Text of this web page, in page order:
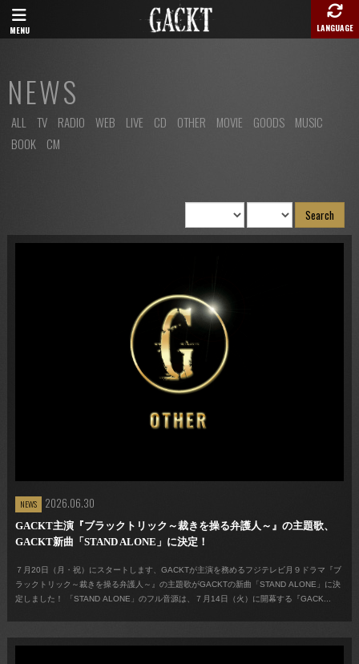
MENU LANGUAGE
NEWS
ALL TV RADIO WEB LIVE CD OTHER MOVIE GOODS
MUSIC
BOOK
CM
NEWS 2026.06.30
GACKT主演『ブラックトリック～裁きを操る弁護人～』の主題歌、
GACKT新曲「STAND ALONE」に決定！
７月20日（月・祝）にスタートします、GACKTが主演を務めるフジテレビ月９ドラマ『ブ
ラックトリック～裁きを操る弁護人～』の主題歌がGACKTの新曲「STAND ALONE」に決
定しました！ 「STAND ALONE」のフル音源は、７月14日（火）に開幕する『GACK...